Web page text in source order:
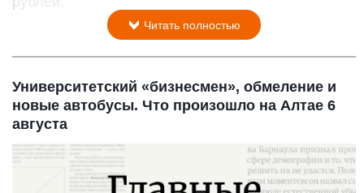
Читать полностью
Университетский «бизнесмен», обмеление и
новые автобусы. Что произошло на Алтае 6
августа